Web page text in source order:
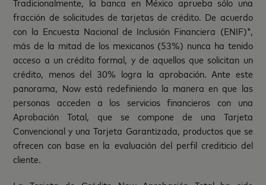
fracción de solicitudes de tarjetas de crédito. De acuerdo
con la Encuesta Nacional de Inclusión Financiera (ENIF)*,
más de la mitad de los mexicanos (53%) nunca ha tenido
acceso a un crédito formal, y de aquellos que solicitan un
crédito, menos del 30% logra la aprobación. Ante este
panorama, Now está redefiniendo la manera en que las
personas acceden a los servicios financieros con una
Aprobación Total, que se compone de una Tarjeta
Convencional y una Tarjeta Garantizada, productos que se
ofrecen con base en la evaluación del perfil crediticio del
cliente.